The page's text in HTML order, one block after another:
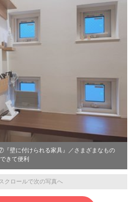
『壁に付けられる家具』／さまざまなもの
きて便利
クロールで次の写真へ